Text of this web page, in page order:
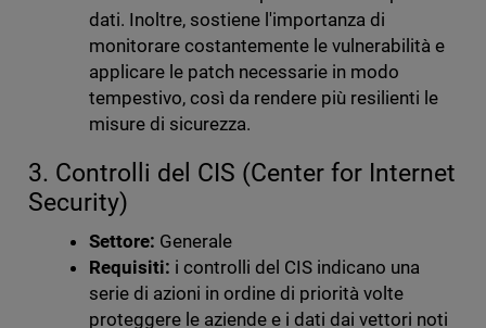
dati. Inoltre, sostiene l'importanza di
monitorare costantemente le vulnerabilità e
applicare le patch necessarie in modo
tempestivo, così da rendere più resilienti le
misure di sicurezza.
3. Controlli del CIS (Center for Internet
Security)
Settore: Generale
Requisiti: i controlli del CIS indicano una
serie di azioni in ordine di priorità volte
proteggere le aziende e i dati dai vettori noti